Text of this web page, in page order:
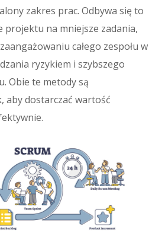
zakres prac. Odbywa się to
projektu na mniejsze zadania,
całego zespołu w
ryzykiem i szybszego
Obie te metody są
aby dostarczać wartość